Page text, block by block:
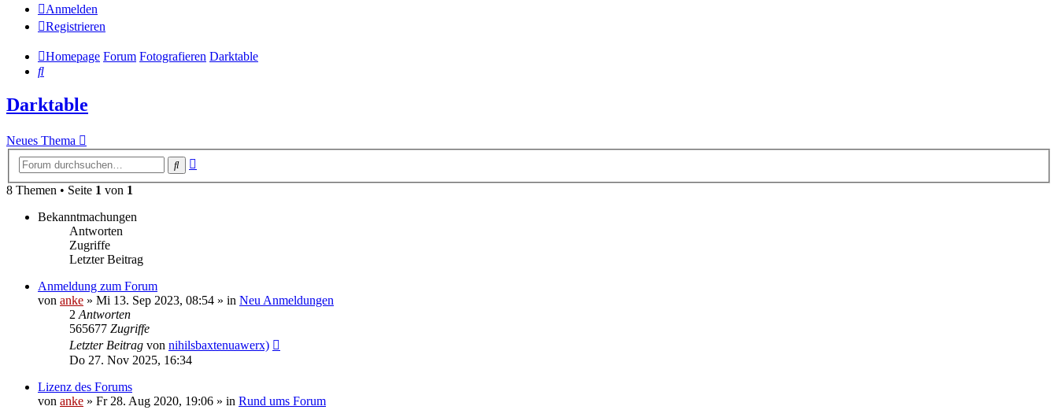
Anmelden
Registrieren
Homepage Forum Fotografieren Darktable
Suche
Darktable
Neues Thema
Suche
8 Themen • Seite 1 von 1
Bekanntmachungen
Antworten
Zugriffe
Letzter Beitrag
Anmeldung zum Forum
von anke » Mi 13. Sep 2023, 08:54 » in Neu Anmeldungen
2 Antworten
565677 Zugriffe
Letzter Beitrag von nihilsbaxtenuawerx)
Do 27. Nov 2025, 16:34
Lizenz des Forums
von anke » Fr 28. Aug 2020, 19:06 » in Rund ums Forum